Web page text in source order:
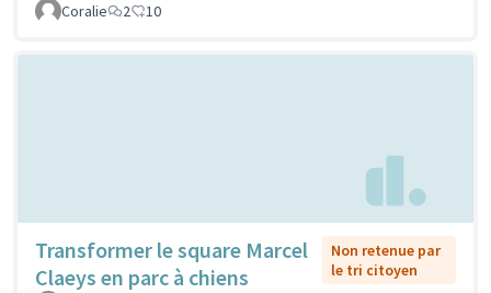
Coralie
2 10
Transformer le square Marcel
Claeys en parc à chiens
Non retenue par
le tri citoyen